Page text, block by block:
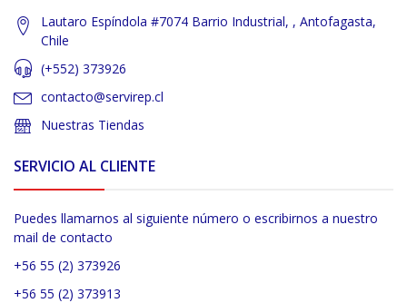
Lautaro Espíndola #7074 Barrio Industrial, , Antofagasta,
Chile
(+552) 373926
contacto@servirep.cl
Nuestras Tiendas
SERVICIO AL CLIENTE
Puedes llamarnos al siguiente número o escribirnos a nuestro
mail de contacto
+56 55 (2) 373926
+56 55 (2) 373913